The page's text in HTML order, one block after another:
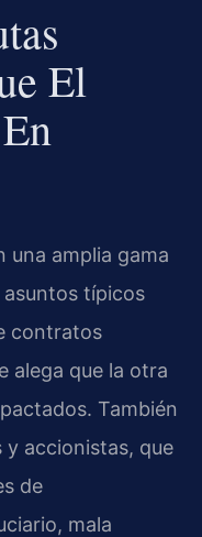
El
una amplia gama
asuntos típicos
contratos
alega que la otra
También
y accionistas, que
de
mala